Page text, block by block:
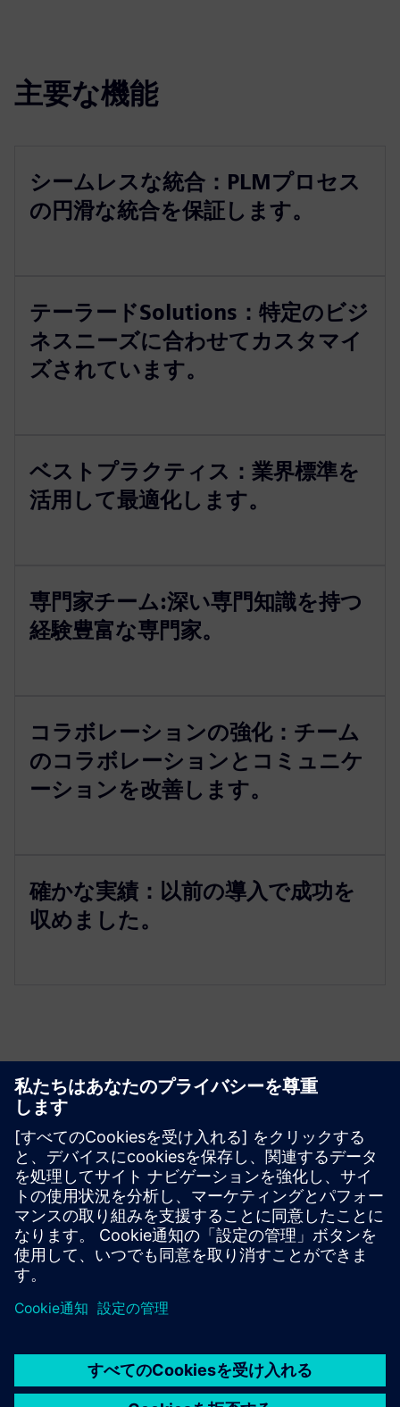
主要な機能
シームレスな統合：PLMプロセス
の円滑な統合を保証します。
テーラードSolutions：特定のビジ
ネスニーズに合わせてカスタマイ
ズされています。
ベストプラクティス：業界標準を
活用して最適化します。
専門家チーム:深い専門知識を持つ
経験豊富な専門家。
コラボレーションの強化：チーム
のコラボレーションとコミュニケ
ーションを改善します。
確かな実績：以前の導入で成功を
収めました。
リソースと関連製品の詳細
その他の情報とリソース
NEL ハイドロジェンCCLEVR パートナーシップカルーセル
必要条件